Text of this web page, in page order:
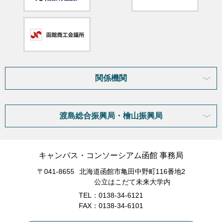
関係機関
渡島総合振興局・檜山振興局
キャンパス・コンソーシアム函館 事務局
〒041-8655
北海道函館市亀田中野町116番地2
公立はこだて未来大学内
TEL：0138-34-6121
FAX：0138-34-6101